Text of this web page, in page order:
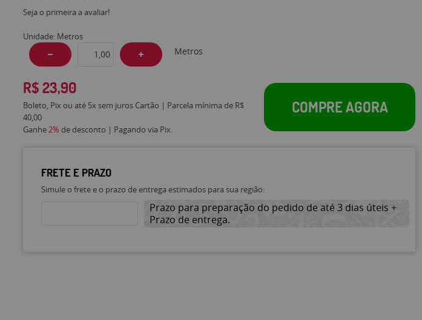
Seja o primeira a avaliar!
Unidade: Metros
Metros
R$ 23,90
Boleto, Pix ou até 5x sem juros Cartão | Parcela mínima de R$
40,00
Ganhe2% de desconto | Pagando via Pix.
COMPRE AGORA
FRETE E PRAZO
Simule o frete e o prazo de entrega estimados para sua região:
Prazo para preparação do pedido de até 3 dias úteis +
Prazo de entrega.